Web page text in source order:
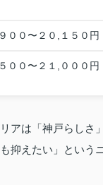
００〜２０,１５０円
００〜２１,０００円
アは「神戸らし
抑えたい」という